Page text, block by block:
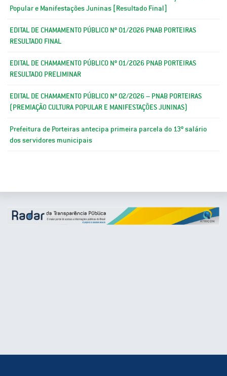
Popular e Manifestações Juninas [Resultado Final]
EDITAL DE CHAMAMENTO PÚBLICO Nº 01/2026 PNAB PORTEIRAS
RESULTADO FINAL
EDITAL DE CHAMAMENTO PÚBLICO Nº 01/2026 PNAB PORTEIRAS
RESULTADO PRELIMINAR
EDITAL DE CHAMAMENTO PÚBLICO Nº 02/2026 – PNAB PORTEIRAS
(PREMIAÇÃO CULTURA POPULAR E MANIFESTAÇÕES JUNINAS)
Prefeitura de Porteiras antecipa primeira parcela do 13º salário
dos servidores municipais